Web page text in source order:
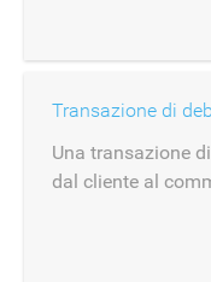
Transazione di
Una transazione
dal cliente al